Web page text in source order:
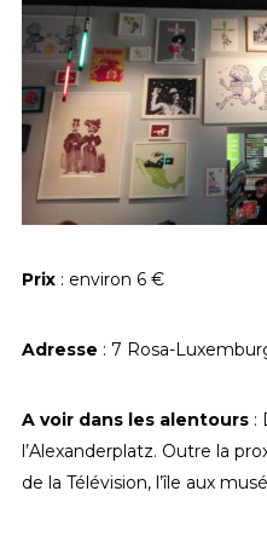
Prix : environ 6 €
Adresse : 7 Rosa-
A voir dans les alentours :
l’Alexanderplatz. Outre la
de la Télévision, l’île aux